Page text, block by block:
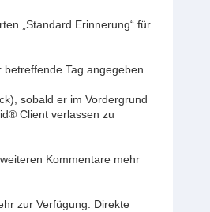
„Standard Erinnerung“ für
Tag angegeben.
sobald er im Vordergrund
Client verlassen zu
Kommentare mehr
zur Verfügung. Direkte